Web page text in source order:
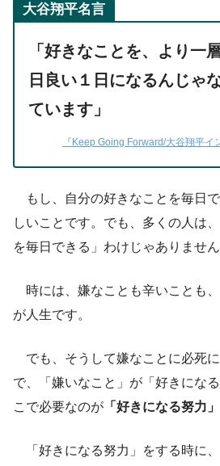
大谷翔平名言
「好きなことを、より一
日良い１日になるんじゃ
ています」
『Keep Going Forward/大谷翔平イ
もし、自分の好きなことを毎日
しいことです。でも、多くの人は
を毎日できる」わけじゃありません
時には、嫌なことも辛いことも
が人生です。
でも、そうして嫌なことに必死
で、「嫌いなこと」が「好きにな
こで必要なのが 「好きになる努力」
「好きになる努力」をする時に